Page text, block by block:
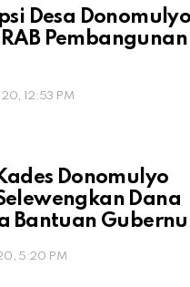
Desa Donomulyo
Pembangunan
12:53 PM
Donomulyo
Dana
Bantuan
5:20 PM